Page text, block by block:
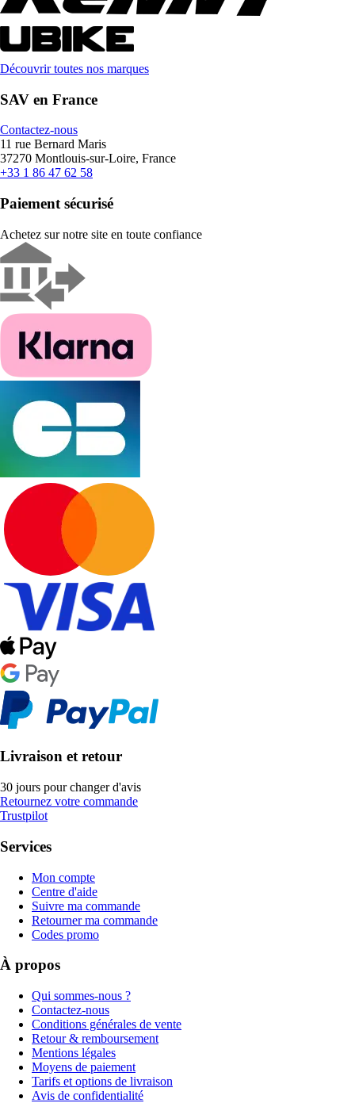
Découvrir toutes nos marques
SAV en France
Contactez-nous
11 rue Bernard Maris
37270 Montlouis-sur-Loire, France
+33 1 86 47 62 58
Paiement sécurisé
Achetez sur notre site en toute confiance
Livraison et retour
30 jours pour changer d'avis
Retournez votre commande
Trustpilot
Services
Mon compte
Centre d'aide
Suivre ma commande
Retourner ma commande
Codes promo
À propos
Qui sommes-nous ?
Contactez-nous
Conditions générales de vente
Retour & remboursement
Mentions légales
Moyens de paiement
Tarifs et options de livraison
Avis de confidentialité